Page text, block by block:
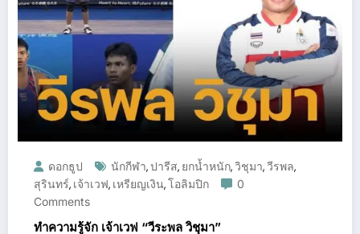
ดอกธูป นักกีฬา,ปารีส, ยกน้ำหนัก,วิชุมา,วีรพล,
สุรินทร์, เจ้าเวฟ, เหรียญเงิน,โอลิมปิก
0
Comments
ทำความรู้จัก เจ้าเวฟ “วีระพล วิชุมา”